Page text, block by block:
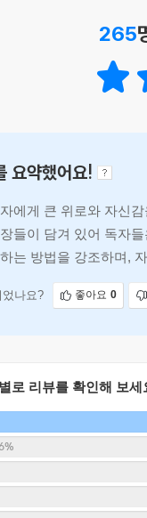
칠까 봐, 무너질까 봐,
은 말.
265
요약했어요!
에게 큰 위로와 자신
들이 담겨 있어 독자
는 방법을 강조하며,
나요? 좋아요 0
로 리뷰를 확인해 보세
6%